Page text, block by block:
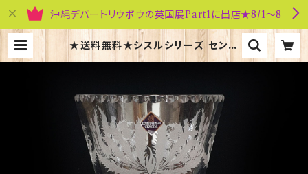
沖縄デパートリウボウの英国展Part1に出店★8/1～8
★送料無料★シスルシリーズ センタ
ーヴァース【花瓶】Edinburgh Cry